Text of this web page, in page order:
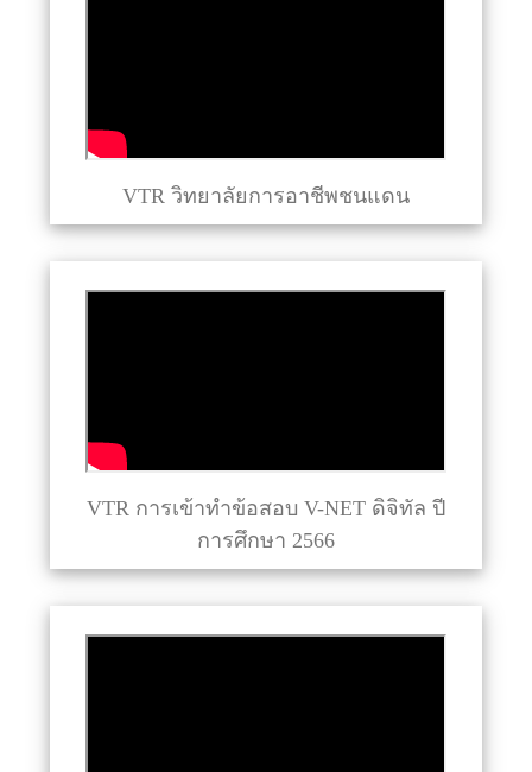
VTR วิทยาลัยการอาชีพชนแดน
VTR การเข้าทำข้อสอบ V-NET ดิจิทัล ปี
การศึกษา 2566